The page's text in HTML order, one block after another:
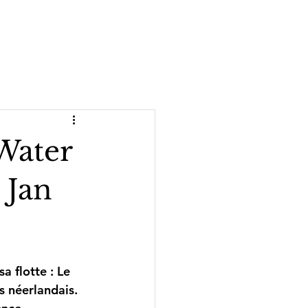
flotte : Le
néerlandais.